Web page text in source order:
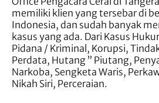
memiliki klien yang tersebar di
Indonesia, dan sudah banyak
kasus yang ada. Dari Kasus
Pidana / Kriminal, Korupsi,
Perdata, Hutang ” Piutang,
Narkoba, Sengketa Waris,
Nikah Siri, Perceraian.